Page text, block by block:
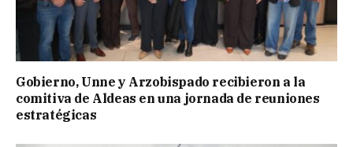
Gobierno, Unne y Arzobispado recibieron a la
comitiva de Aldeas en una jornada de reuniones
estratégicas